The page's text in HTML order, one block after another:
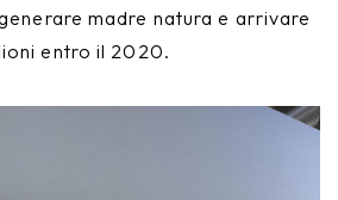
madre natura e arrivare
entro il 2020.